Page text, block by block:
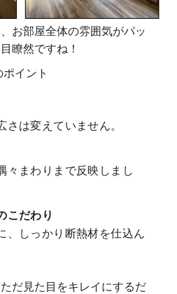
お部屋全体の雰囲気がパッ
瞭然ですね！
イント
さは変えていません。
々まわりまで反映しまし
こだわり
、しっかり断熱材を仕込ん
だ見た目をキレイにするだ